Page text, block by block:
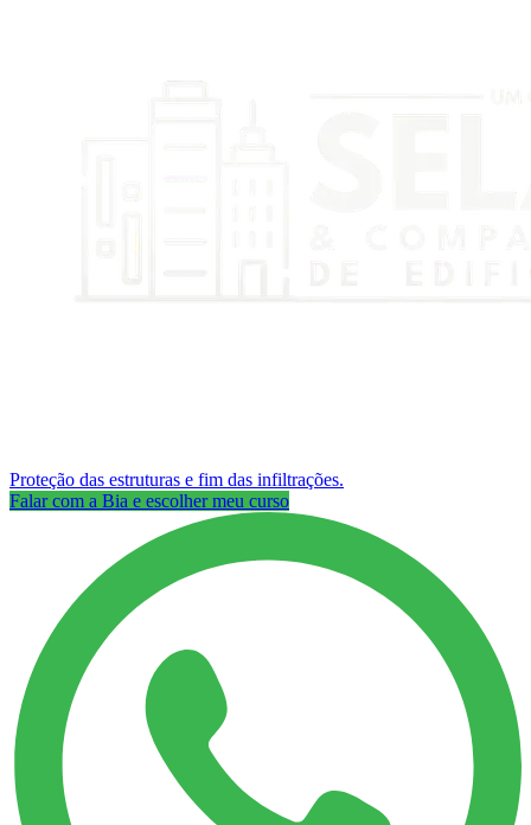
Proteção das estruturas e fim das infiltrações.
Falar com a Bia e escolher meu curso